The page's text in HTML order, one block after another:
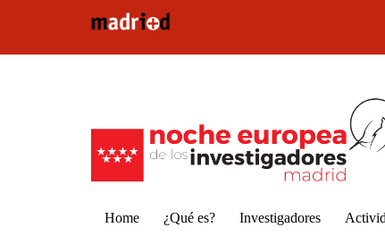
Home ¿Qué es? Investigadores